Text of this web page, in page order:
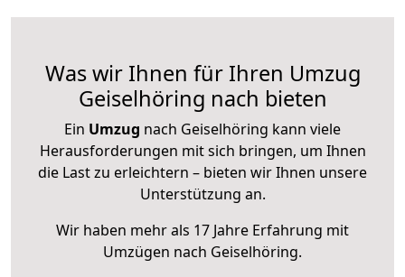
Was wir Ihnen für Ihren Umzug
Geiselhöring nach bieten
Ein Umzug nach Geiselhöring kann viele
Herausforderungen mit sich bringen, um Ihnen
die Last zu erleichtern – bieten wir Ihnen unsere
Unterstützung an.
Wir haben mehr als 17 Jahre Erfahrung mit
Umzügen nach Geiselhöring.